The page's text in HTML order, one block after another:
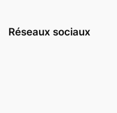
Réseaux sociaux